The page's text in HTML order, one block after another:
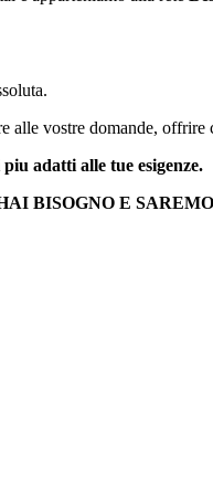
alle vostre domande,
adatti alle tue esigenze.
BISOGNO E